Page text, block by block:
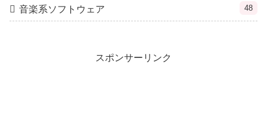
音楽系ソフトウェア 48
スポンサーリンク